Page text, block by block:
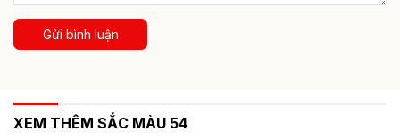
Gửi bình luận
XEM THÊM SẮC MÀU 54